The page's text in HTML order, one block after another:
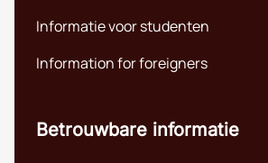
Informatie voor studenten
Information for foreigners
Betrouwbare informatie